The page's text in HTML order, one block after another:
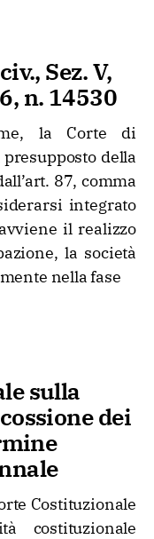
Sez. V,
n. 14530
la Corte di
della
87, comma
integrato
il realizzo
la società
nella fase
sulla
dei
Costituzionale
costituzionale